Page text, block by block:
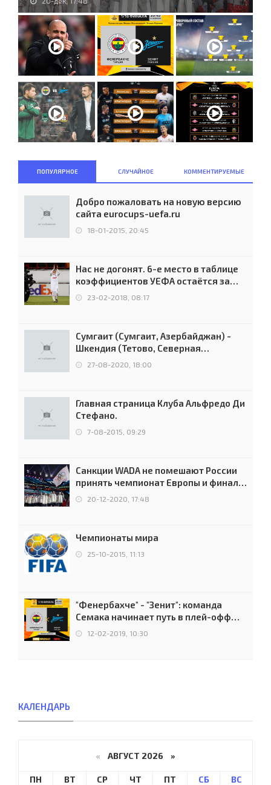
ПОПУЛЯРНОЕ СЛУЧАЙНОЕ КОММЕНТИРУЕМЫЕ
Добро пожаловать на новую версию
сайта eurocups-uefa.ru
18-01-2015, 20:45
Нас не догонят. 6-е место в таблице
коэффициентов УЕФА остаётся за
Россией
23-02-2018, 08:17
Сумгаит (Сумгаит, Азербайджан) -
Шкендия (Тетово, Северная
Македония) - 0:2 (0:0)
27-08-2020, 18:00
Главная страница Клуба Альфредо Ди
Стефано.
7-08-2015, 09:29
Санкции WADA не помешают России
принять чемпионат Европы и финал
Лиги чемпионов.
20-12-2020, 17:48
Чемпионаты мира
25-10-2015, 11:13
"Фенербахче" - "Зенит": команда
Семака начинает путь в плей-офф
Лиги Европы
12-02-2019, 10:30
КАЛЕНДАРЬ
« АВГУСТ 2026 »
ПН ВТ СР ЧТ ПТ СБ
ВС